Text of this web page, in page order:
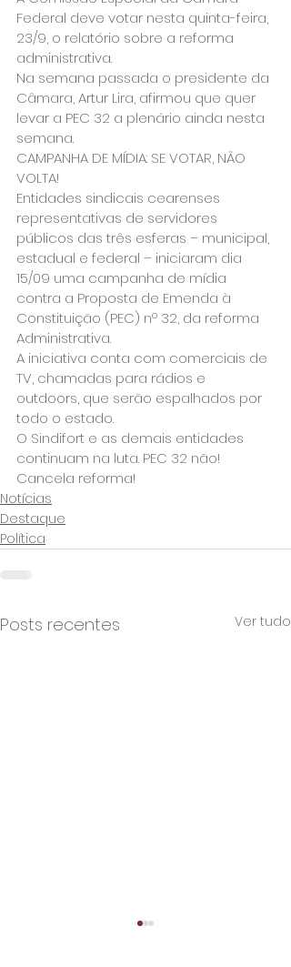
Federal deve votar nesta quinta-feira,
23/9, o relatório sobre a reforma
administrativa.
Na semana passada o presidente da
Câmara, Artur Lira, afirmou que quer
levar a PEC 32 a plenário ainda nesta
semana.
CAMPANHA DE MÍDIA: SE VOTAR, NÃO
VOLTA!
Entidades sindicais cearenses
representativas de servidores
públicos das três esferas – municipal,
estadual e federal – iniciaram dia
15/09 uma campanha de mídia
contra a Proposta de Emenda à
Constituição (PEC) nº 32, da reforma
Administrativa.
A iniciativa conta com comerciais de
TV, chamadas para rádios e
outdoors, que serão espalhados por
todo o estado.
O Sindifort e as demais entidades
continuam na luta. PEC 32 não!
Cancela reforma!
Notícias
Destaque
Política
Posts recentes Ver tudo